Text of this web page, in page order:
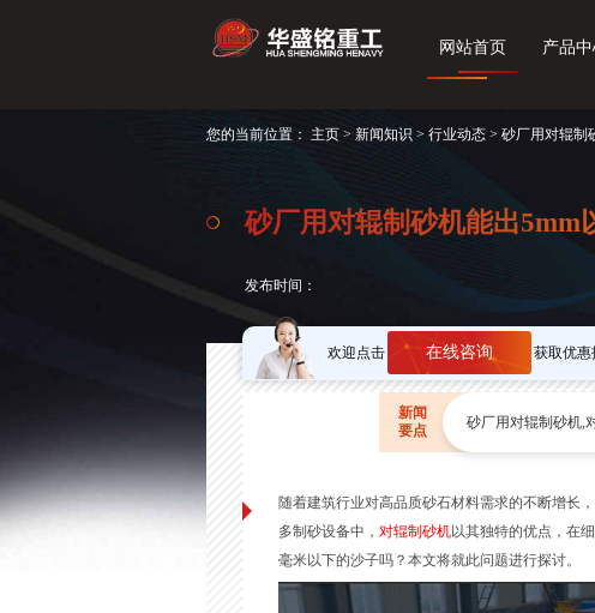
网站首页 产品
您的当前位置： 主页 > 新闻知识 > 行业动态 > 砂厂用对辊制
砂厂用对辊制砂机能出5mm
发布时间：
欢迎点击 在线咨询 获取优惠
新闻
要点
砂厂用对辊制砂机,
随着建筑行业对高品质砂石材料需求的不断增长
多制砂设备中， 对辊制砂机以其独特的优点，在
毫米以下的沙子吗？本文将就此问题进行探讨。